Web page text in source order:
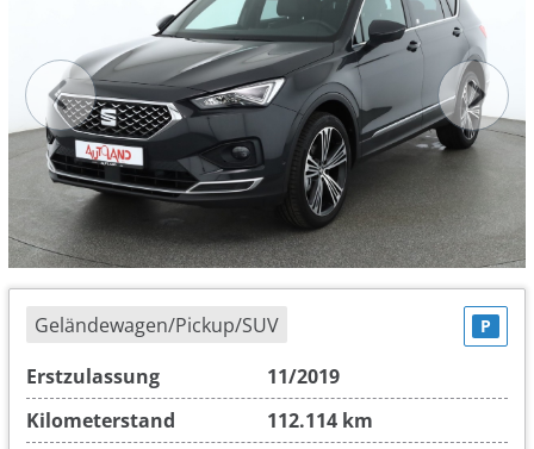
Geländewagen/Pickup/SUV P
Erstzulassung
11/2019
Kilometerstand
112.114 km